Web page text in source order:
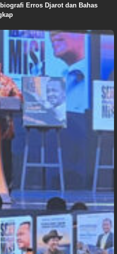
Erros Djarot dan Bahas